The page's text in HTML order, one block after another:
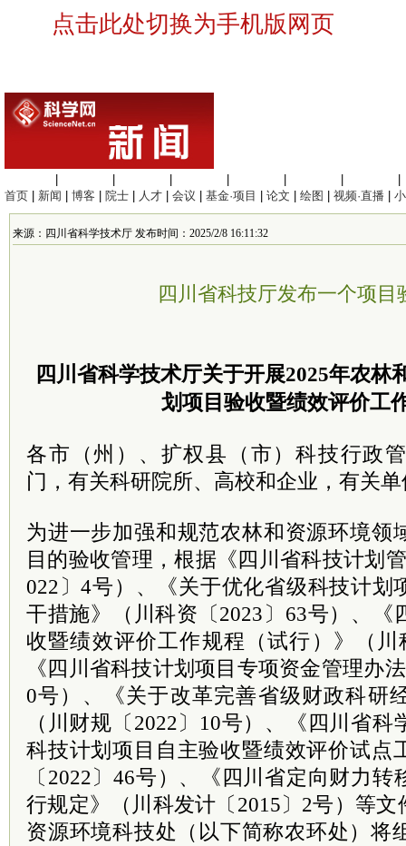
点击此处切换为手机版网页
首页
新闻 博客 院士 人才 会议 基金·项目 论文 绘图 视频·直播
来源：四川省科学技术厅 发布时间：2025/2/8 16:11:32
四川省科技厅发布一个项目
四川省科学技术厅关于开展2025年农林
划项目验收暨绩效评价工
各市（州）、扩权县（市）科技行政
门，有关科研院所、高校和企业，有关
为进一步加强和规范农林和资源环境领
目的验收管理，根据《四川省科技计划
022〕4号）、《关于优化省级科技计划
干措施》（川科资〔2023〕63号）、《
收暨绩效评价工作规程（试行）》（川
《四川省科技计划项目专项资金管理办
0号）、《关于改革完善省级财政科研
（川财规〔2022〕10号）、《四川省
科技计划项目自主验收暨绩效评价试点
〔2022〕46号）、《四川省定向财力
行规定》（川科发计〔2015〕2号）等
资源环境科技处（以下简称农环处）将